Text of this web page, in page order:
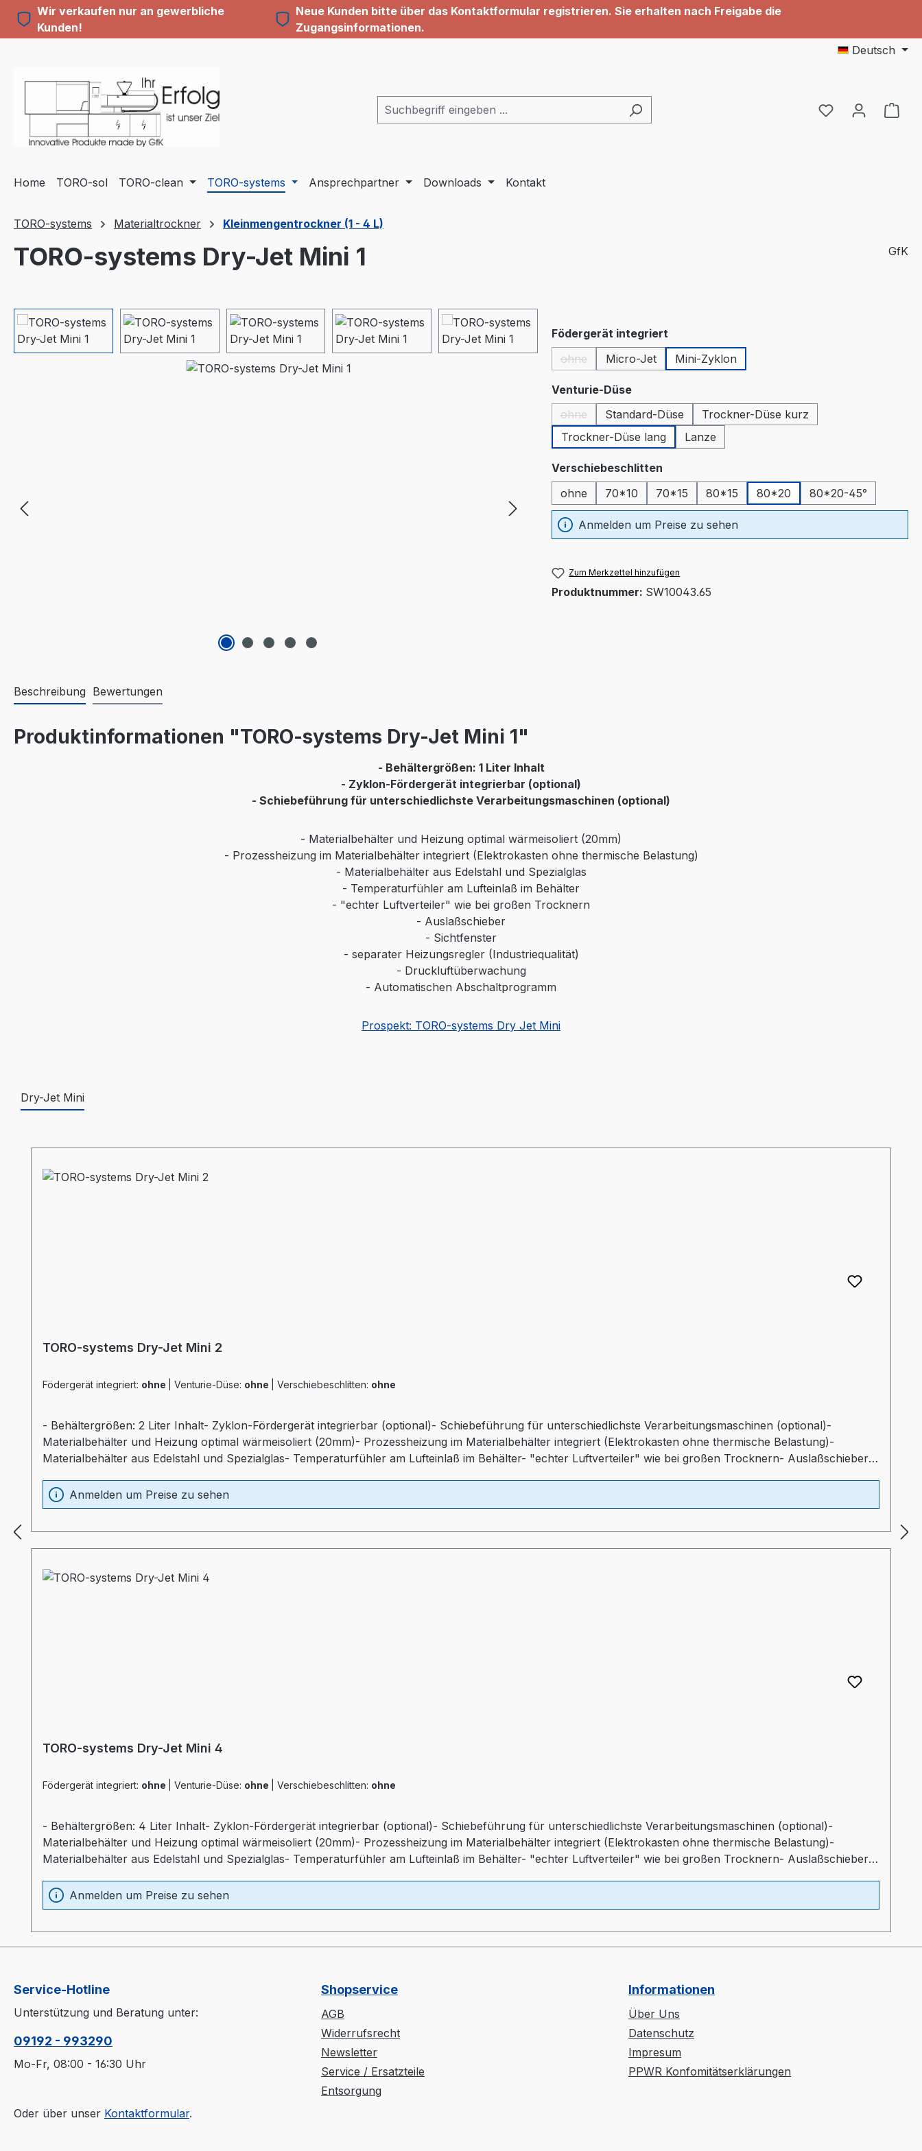
Hauptinhalt springen
Zur Suche springen
Zur Hauptnavigation springen
Wir verkaufen nur an gewerbliche
Kunden!
Neue Kunden bitte über das Kontaktformular registrieren. Sie erhalten nach Freigabe die
Zugangsinformationen.
Deutsch
Home TORO-sol TORO-clean TORO-systems Ansprechpartner Downloads Kontakt
TORO-systems Materialtrockner Kleinmengentrockner (1 - 4 L)
TORO-systems Dry-Jet Mini 1 GfK
Bildergalerie überspringen
Födergerät integriert
ohne
(Diese Option ist zurzeit nicht verfügbar.)
Micro-Jet Mini-Zyklon
Venturie-Düseauswählen
ohne
(Diese Option ist zurzeit nicht verfügbar.)
Standard-Düse
Trockner-Düse kurz
Trockner-Düse lang
Lanze
Verschiebeschlitten
ohne
70*10 70*15 80*15 80*20 80*20-45°
Anmelden um Preise zu sehen
Zum Merkzettel hinzufügen
Produktnummer: SW10043.65
Beschreibung Bewertungen
Produktinformationen "TORO-systems Dry-Jet Mini 1"
- Behältergrößen: 1 Liter Inhalt
- Zyklon-Fördergerät integrierbar (optional)
- Schiebeführung für unterschiedlichste Verarbeitungsmaschinen (optional)
- Materialbehälter und Heizung optimal wärmeisoliert (20mm)
- Prozessheizung im Materialbehälter integriert (Elektrokasten ohne thermische Belastung)
- Materialbehälter aus Edelstahl und Spezialglas
- Temperaturfühler am Lufteinlaß im Behälter
- "echter Luftverteiler" wie bei großen Trocknern
- Auslaßschieber
- Sichtfenster
- separater Heizungsregler (Industriequalität)
- Druckluftüberwachung
- Automatischen Abschaltprogramm
Prospekt: TORO-systems Dry Jet Mini
Dry-Jet Mini
TORO-systems Dry-Jet Mini 2
Födergerät integriert: ohne Venturie-Düse: ohne Verschiebeschlitten: ohne
- Behältergrößen: 2 Liter Inhalt- Zyklon-Fördergerät integrierbar (optional)- Schiebeführung für unterschiedlichste Verarbeitungsmaschinen (optional)-
Materialbehälter und Heizung optimal wärmeisoliert (20mm)- Prozessheizung im Materialbehälter integriert (Elektrokasten ohne thermische Belastung)-
Materialbehälter aus Edelstahl und Spezialglas- Temperaturfühler am Lufteinlaß im Behälter- "echter Luftverteiler" wie bei großen Trocknern- Auslaßschieber-
Anmelden um Preise zu sehen
TORO-systems Dry-Jet Mini 4
Födergerät integriert: ohne Venturie-Düse: ohne Verschiebeschlitten: ohne
- Behältergrößen: 4 Liter Inhalt- Zyklon-Fördergerät integrierbar (optional)- Schiebeführung für unterschiedlichste Verarbeitungsmaschinen (optional)-
Materialbehälter und Heizung optimal wärmeisoliert (20mm)- Prozessheizung im Materialbehälter integriert (Elektrokasten ohne thermische Belastung)-
Materialbehälter aus Edelstahl und Spezialglas- Temperaturfühler am Lufteinlaß im Behälter- "echter Luftverteiler" wie bei großen Trocknern- Auslaßschieber-
Anmelden um Preise zu sehen
Service-Hotline
Unterstützung und Beratung unter:
09192 - 993290
Mo-Fr, 08:00 - 16:30 Uhr
Oder über unser Kontaktformular.
Shopservice
AGB
Widerrufsrecht
Newsletter
Service / Ersatzteile
Entsorgung
Informationen
Über Uns
Datenschutz
Impresum
PPWR Konfomitätserklärungen